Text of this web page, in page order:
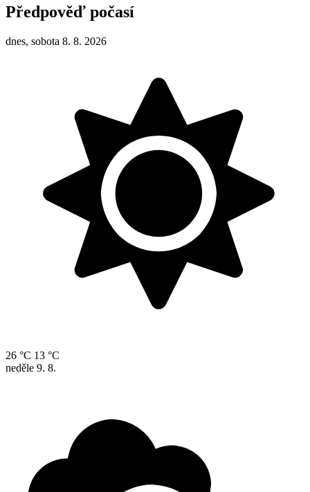
Předpověď počasí
dnes, sobota 8. 8. 2026
26 °C 13 °C
neděle 9. 8.